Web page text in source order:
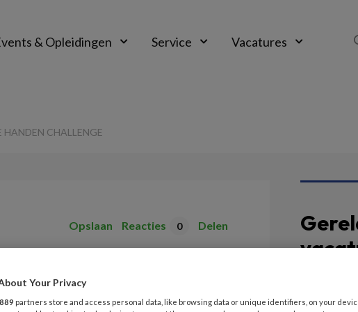
& Opleidingen Service Vacatures
CHALLENGE
Opslaan Reacties 0 Delen
handen
VIVIUM |
Your Privacy
889 partners store and access personal data, like browsing data or unique identifiers, on your